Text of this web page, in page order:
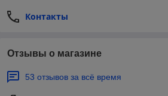
Контакты
Отзывы о магазине
53 отзывов за всё время